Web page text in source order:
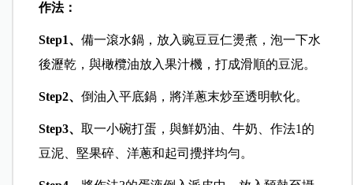
作法：
Step1、備一滾水鍋，放入豌豆豆仁燙煮，泡一下水
後瀝乾，與橄欖油放入果汁機，打成滑順的豆泥。
Step2、倒油入平底鍋，將洋蔥末炒至透明軟化。
Step3、取一小碗打蛋，與鮮奶油、牛奶、作法1的
豆泥、堅果碎、洋蔥和起司攪拌均勻。